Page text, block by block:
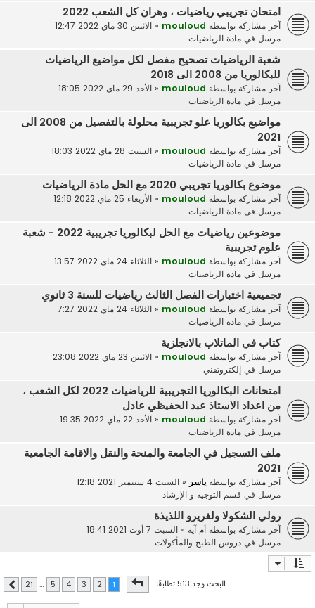
امتحان تجريبي رياضيات ، وهران كل الشعب 2022
آخر مشاركة بواسطة mouloud
« الاثنين 30 ماي 2022 12:47
مرسل في مادة الرياضيات
شعبة الرياضيات تصحيح مفصل لكل مواضيع الرياضيات
للبكالوريا من 2008 الى 2018
آخر مشاركة بواسطة mouloud
« الأحد 29 ماي 2022 18:05
مرسل في مادة الرياضيات
مواضيع بكالوريا علو تجريبية محلولة بالتفصيل من 2008 الى
2021
آخر مشاركة بواسطة mouloud
« السبت 28 ماي 2022 18:03
مرسل في مادة الرياضيات
موضوع بكالوريا تجريبي 2020 مع الحل مادة الرياضيات
آخر مشاركة بواسطة mouloud
« الأربعاء 25 ماي 2022 12:18
مرسل في مادة الرياضيات
موضوعين رياضيات مع الحل لبكالوريا تجريبية 2022 - شعبة
علوم تجريبية
آخر مشاركة بواسطة mouloud
« الثلاثاء 24 ماي 2022 13:57
مرسل في مادة الرياضيات
تجميعية اختبارات الفصل الثالث رياضيات للسنة 3 ثانوي
آخر مشاركة بواسطة mouloud
« الثلاثاء 24 ماي 2022 7:27
مرسل في مادة الرياضيات
كتاب في الماتلاب بالانجلزية
آخر مشاركة بواسطة mouloud
« الاثنين 23 ماي 2022 23:08
مرسل في إلكتروتقني
امتحانات البكالوريا التجريبية للرياضيات 2022 لكل الشعب ،
من اعداد الاستاذ عبد الحفيظي عادل
آخر مشاركة بواسطة mouloud
« الأحد 22 ماي 2022 19:35
مرسل في مادة الرياضيات
ملف التسجيل في الجامعة والمنحة والنقل والاقامة الجامعية
2021
آخر مشاركة بواسطة ياسر« السبت 4 سبتمبر 2021 12:18
مرسل في قسم التوجيه و الإرشاد
رولي الشكولا ولفريرو اللذيذة
آخر مشاركة بواسطة أم آية« السبت 7 أوت 2021 18:41
مرسل في دروس الطبخ والمأكولات
البحث وجد 513 تطابقًا صفحة1 من21
2
3
4
5
…
21 التالي